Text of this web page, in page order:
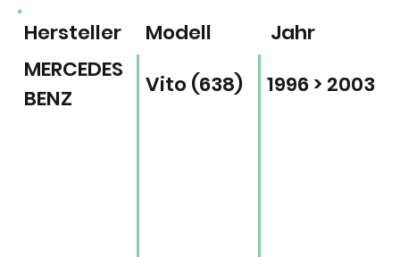
Modell Jahr
Hersteller
MERCEDES
BENZ
Vito (638) 1996 > 2003